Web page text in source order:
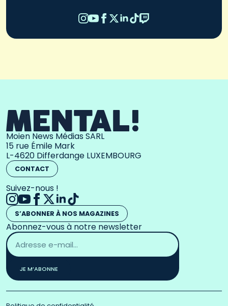
Moien News Médias SARL
15 rue Émile Mark
L-4620 Differdange LUXEMBOURG
CONTACT
Suivez-nous !
S’ABONNER À NOS MAGAZINES
Abonnez-vous à notre newsletter
Adresse
email
*
JE M’ABONNE